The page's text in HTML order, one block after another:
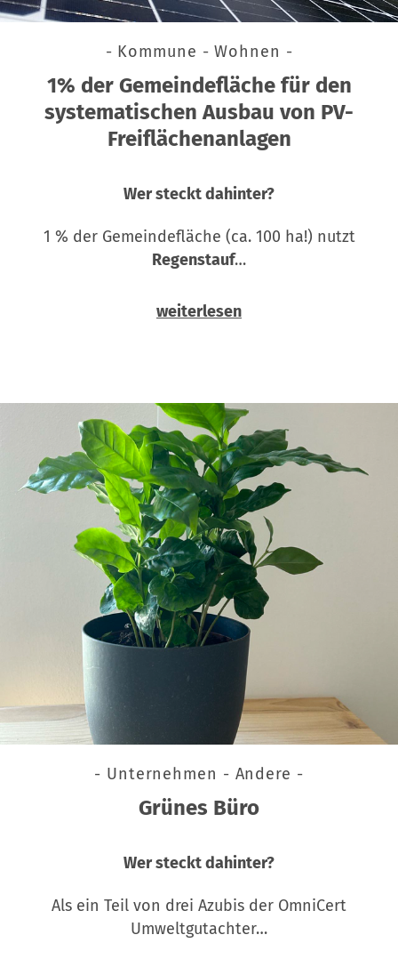
- Kommune - Wohnen -
1% der Gemeindefläche für den
systematischen Ausbau von PV-
Freiflächenanlagen
Wer steckt dahinter?
1 % der Gemeindefläche (ca. 100 ha!) nutzt
Regenstauf…
weiterlesen
- Unternehmen - Andere -
Grünes Büro
Wer steckt dahinter?
Als ein Teil von drei Azubis der OmniCert
Umweltgutachter…